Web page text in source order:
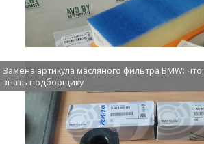
Замена артикула масляного фильтра BMW:
знать подборщику